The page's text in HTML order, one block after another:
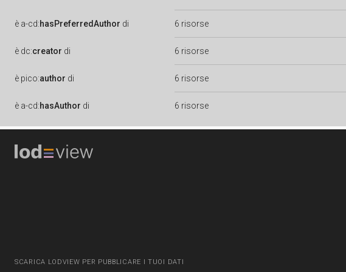
è a-cd:hasPreferredAuthor di 6 risorse
è dc:creator di 6 risorse
è pico:author di 6 risorse
è a-cd:hasAuthor di 6 risorse
SCARICA LODVIEW PER PUBBLICARE I TUOI DATI